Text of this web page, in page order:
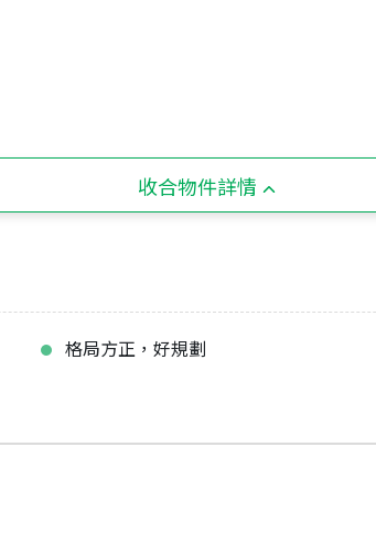
收合物件詳情
格局方正，好規劃